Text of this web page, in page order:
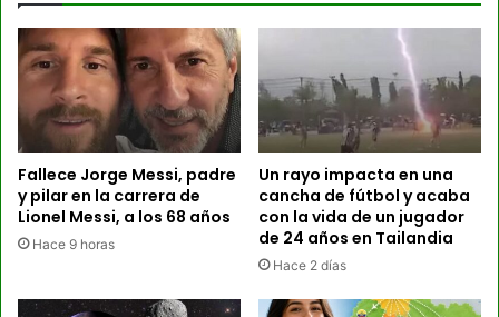
Fallece Jorge Messi, padre
y pilar en la carrera de
Lionel Messi, a los 68 años
Hace 9 horas
Un rayo impacta en una
cancha de fútbol y acaba
con la vida de un jugador
de 24 años en Tailandia
Hace 2 días